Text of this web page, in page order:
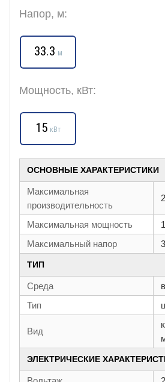
Напор, м:
33.3 м
Мощность, кВт:
15 кВт
ОСНОВНЫЕ ХАРАКТЕРИСТИКИ
Максимальная
производительность
Максимальная мощность
Максимальный напор
ТИП
Среда
Тип
Вид
ЭЛЕКТРИЧЕСКИЕ